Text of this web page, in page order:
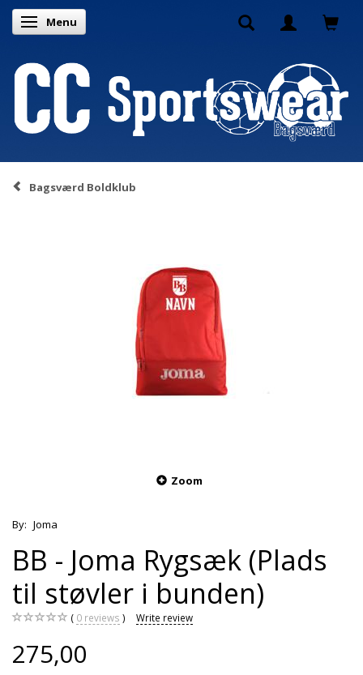
Toggle navigation
Menu
Bagsværd Boldklub
Zoom
By: Joma
BB - Joma Rygsæk (Plads
til støvler i bunden)
0 reviews Write review
275,00